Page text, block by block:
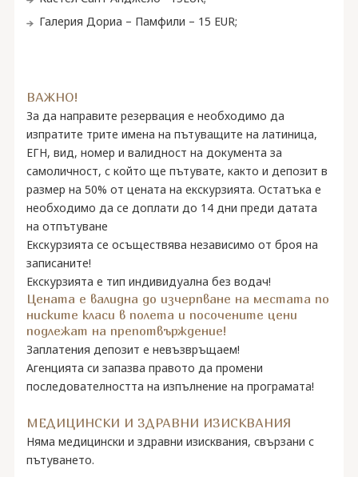
Галерия Дориа – Памфили – 15 EUR;
ВАЖНО!
За да направите резервация е необходимо да
изпратите трите имена на пътуващите на латиница,
ЕГН, вид, номер и валидност на документа за
самоличност, с който ще пътувате, както и депозит в
размер на 50% oт цената на екскурзията. Остатъка е
необходимо да се доплати до 14 дни преди датата
на отпътуване
Екскурзията се осъществява независимо от броя на
записаните!
Екскурзията е тип индивидуална без водач!
Цената е валидна до изчерпване на местата по
ниските класи в полета и посочените цени
подлежат на препотвърждение!
Заплатения депозит е невъзвръщаем!
Агенцията си запазва правото да промени
последователността на изпълнение на програмата!
МЕДИЦИНСКИ И ЗДРАВНИ ИЗИСКВАНИЯ
Няма медицински и здравни изисквания, свързани с
пътуването.